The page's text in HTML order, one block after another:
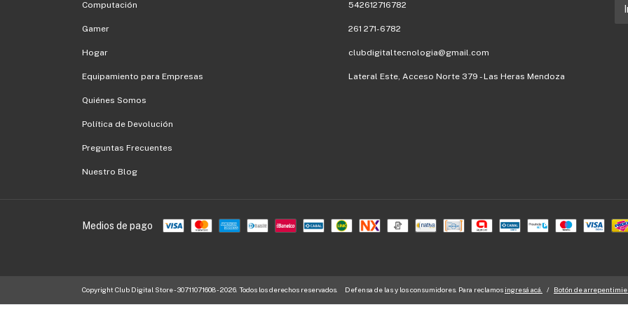
Computación
Gamer
Hogar
Equipamiento para Empresas
Quiénes Somos
Política de Devolución
Preguntas Frecuentes
Nuestro Blog
542612716782
261 271-6782
clubdigitaltecnologia@gmail.com
Lateral Este, Acceso Norte 379 - Las Heras Mendoza
Medios de pago
Copyright Club Digital Store - 30711071608 - 2026. Todos los derechos reservados. Defensa de las y los consumidores. Para reclamos ingresá acá. / Botón de